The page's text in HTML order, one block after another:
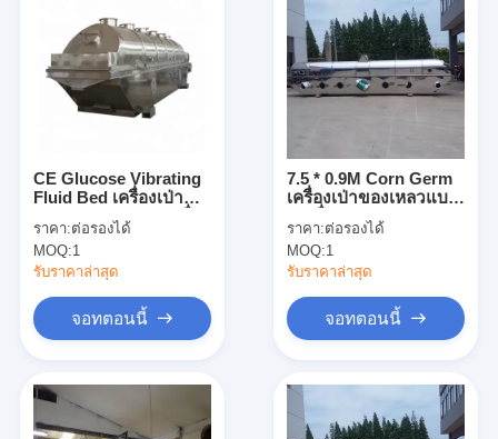
ผลิตภัณฑ์
CE Glucose Vibrating
Fluid Bed เครื่องเป่า
120-140 กก. / ชม. เครื่อง
อบแห้งเกลือ
ราคา:ต่อรองได้
MOQ:1
รับราคาล่าสุด
จอทตอนนี้
7.5 * 0.9M Corn Germ
เครื่องเป่าของเหลวแบบ
ต่อเนื่องของ Corn
Germ ในอุตสาหกรรม
ยา
ราคา:ต่อรองได้
MOQ:1
รับราคาล่าสุด
จอทตอนนี้